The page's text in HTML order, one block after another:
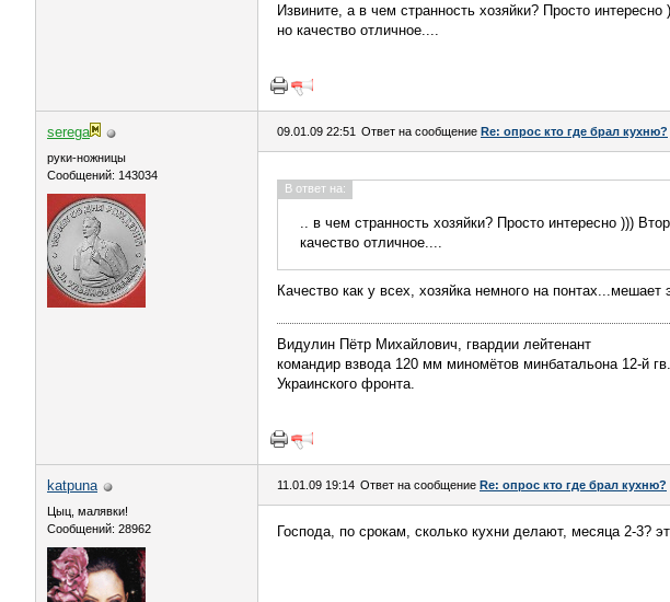
Извините, а в чем странность хозяйки? Просто
но качество отличное....
serega
руки-ножницы
Сообщений: 143034
09.01.09 22:51 Ответ на сообщение Re: опрос кто где брал кухню?
В ответ на:
.. в чем странность хозяйки? Просто интересно )))
качество отличное....
Качество как у всех, хозяйка немного на понтах...мешает
Видулин Пётр Михайлович, гвардии лейтенант
командир взвода 120 мм миномётов минбатальона 12-й
Украинского фронта.
katpuna
Цыц, малявки!
Сообщений: 28962
11.01.09 19:14 Ответ на сообщение Re: опрос кто где брал кухню?
Господа, по срокам, сколько кухни делают, месяца 2-3?